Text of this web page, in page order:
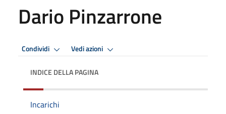
Dario Pinzarrone
Condividi Vedi azioni
INDICE DELLA PAGINA
Incarichi